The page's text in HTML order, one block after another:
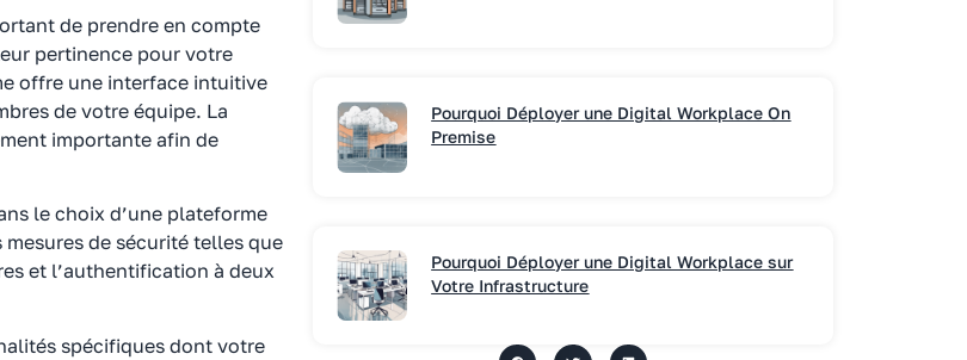
de prendre en compte
pertinence pour votre
offre une interface intuitive
de votre équipe. La
importante afin de
le choix d’une plateforme
de sécurité telles que
et l’authentification à deux
spécifiques dont votre
Pourquoi Déployer une Digital Workplace On
Premise
Pourquoi Déployer une Digital Workplace sur
Votre Infrastructure